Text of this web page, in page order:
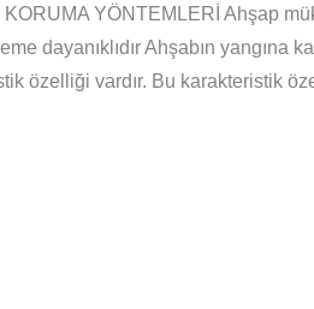
YÖNTEMLERİ Ahşap
dayanıklıdır Ahşabın
özelliği vardır. Bu karakteristik